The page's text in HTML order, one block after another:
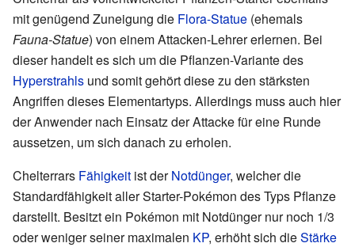
mit genügend Zuneigung die Flora-Statue (ehemals
Fauna-Statue) von einem Attacken-Lehrer erlernen. Bei
dieser handelt es sich um die Pflanzen-Variante des
Hyperstrahls und somit gehört diese zu den stärksten
Angriffen dieses Elementartyps. Allerdings muss auch hier
der Anwender nach Einsatz der Attacke für eine Runde
aussetzen, um sich danach zu erholen.
Chelterrars Fähigkeit ist derNotdünger, welcher die
Standardfähigkeit aller Starter-Pokémon des Typs Pflanze
darstellt. Besitzt ein Pokémon mit Notdünger nur noch 1/3
oder weniger seiner maximalen KP, erhöht sich dieStärke